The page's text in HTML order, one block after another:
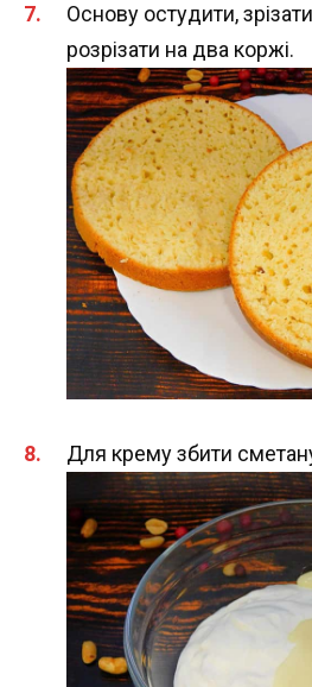
Основу остудити,
розрізати на два коржі.
Для крему збити